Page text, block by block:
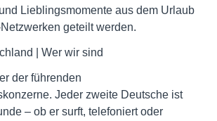
Lieblingsmomente aus dem Urlaub
geteilt werden.
| Wer wir sind
der führenden
Jeder zweite Deutsche ist
– ob er surft, telefoniert oder